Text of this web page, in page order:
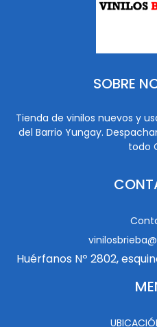
SOBRE
Tienda de vinilos nuevos y
del Barrio Yungay.
todo
Huérfanos Nº 2802,